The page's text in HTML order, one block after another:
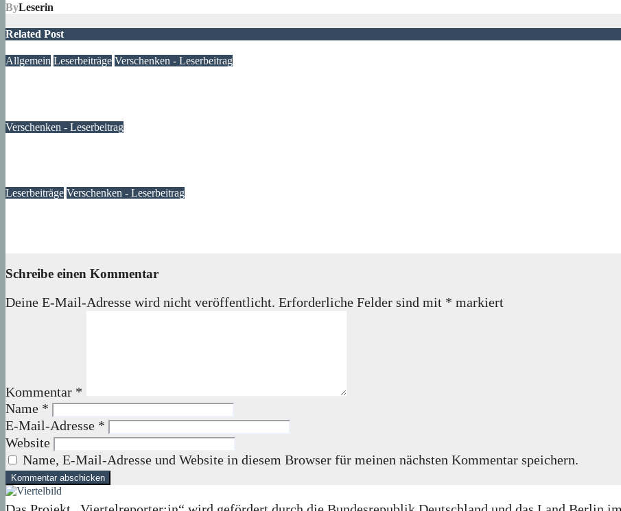
ByLeserin
Related Post
Allgemein Leserbeiträge Verschenken - Leserbeitrag
Verschenken - Leserbeitrag
Leserbeiträge Verschenken - Leserbeitrag
Schreibe einen Kommentar
Deine E-Mail-Adresse wird nicht veröffentlicht. Erforderliche Felder sind mit * markiert
Kommentar *
Name *
E-Mail-Adresse *
Website
Name, E-Mail-Adresse und Website in diesem Browser für meinen nächsten Kommentar speichern.